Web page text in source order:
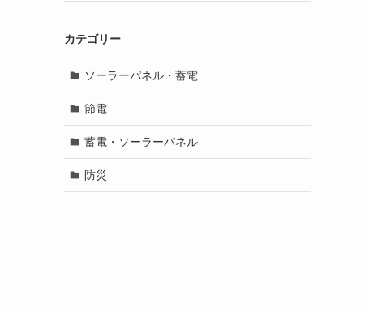
カテゴリー
ソーラーパネル・蓄電
節電
蓄電・ソーラーパネル
防災